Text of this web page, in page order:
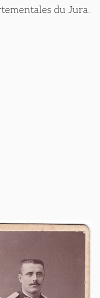
du Jura.